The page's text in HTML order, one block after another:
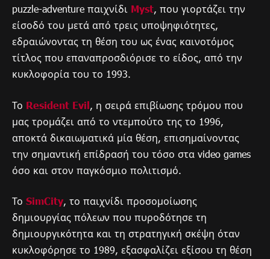
puzzle-adventure παιχνίδι Myst, που γιορτάζει την
είσοδό του μετά από τρεις υποψηφιότητες,
εδραιώνοντας τη θέση του ως ένας καινοτόμος
τίτλος που επαναπροσδιόρισε το είδος, από την
κυκλοφορία του το 1993.
Το Resident Evil, η σειρά επιβίωσης τρόμου που
μας τρομάζει από το ντεμπούτο της το 1996,
αποκτά δικαιωματικά μία θέση, επισημαίνοντας
την σημαντική επίδρασή του τόσο στα video games
όσο και στον παγκόσμιο πολιτισμό.
Το SimCity, το παιχνίδι προσομοίωσης
δημιουργίας πόλεων που πυροδότησε τη
δημιουργικότητα και τη στρατηγική σκέψη όταν
κυκλοφόρησε το 1989, εξασφαλίζει εξίσου τη θέση